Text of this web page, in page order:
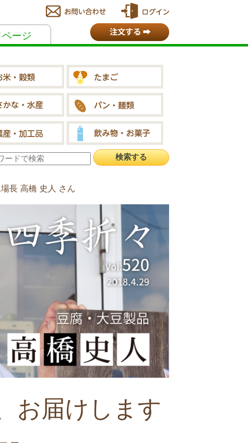
ージ
長 高橋 史人 さん
お届けします